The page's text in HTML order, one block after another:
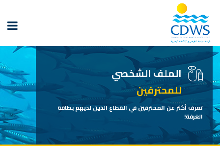
الملف الشخصي
للمحترفين
تعرف أكثر عن المحترفين في القطاع الذين لديهم بطاقة
الغرفة!